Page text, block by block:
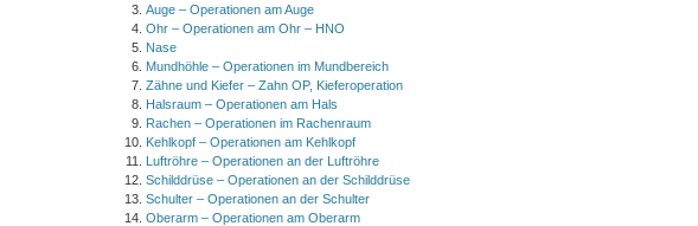
Auge – Operationen am Auge
Ohr – Operationen am Ohr – HNO
Nase
Mundhöhle – Operationen im Mundbereich
Zähne und Kiefer – Zahn OP, Kieferoperation
Halsraum – Operationen am Hals
Rachen – Operationen im Rachenraum
Kehlkopf – Operationen am Kehlkopf
Luftröhre – Operationen an der Luftröhre
Schilddrüse – Operationen an der Schilddrüse
Schulter – Operationen an der Schulter
Oberarm – Operationen am Oberarm